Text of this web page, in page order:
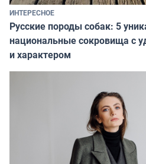
ИНТЕРЕСНОЕ
Русские породы собак: 5
национальные сокровища с
и характером